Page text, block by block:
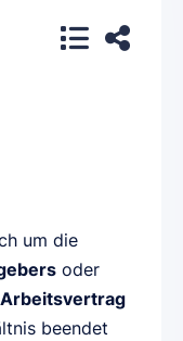
um die
oder
Arbeitsvertrag
beendet